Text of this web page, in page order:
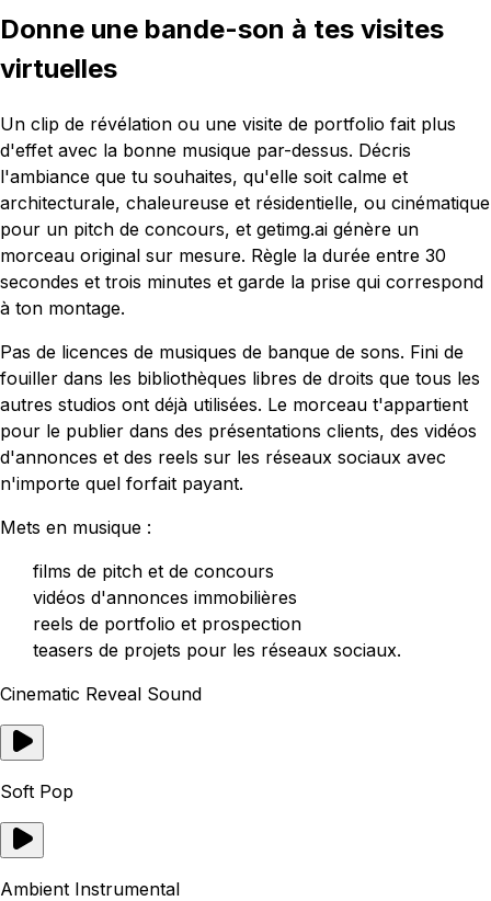
Donne une bande-son à tes visites
virtuelles
Un clip de révélation ou une visite de portfolio fait plus
d'effet avec la bonne musique par-dessus. Décris
l'ambiance que tu souhaites, qu'elle soit calme et
architecturale, chaleureuse et résidentielle, ou cinématique
pour un pitch de concours, et getimg.ai génère un
morceau original sur mesure. Règle la durée entre 30
secondes et trois minutes et garde la prise qui correspond
à ton montage.
Pas de licences de musiques de banque de sons. Fini de
fouiller dans les bibliothèques libres de droits que tous les
autres studios ont déjà utilisées. Le morceau t'appartient
pour le publier dans des présentations clients, des vidéos
d'annonces et des reels sur les réseaux sociaux avec
n'importe quel forfait payant.
Mets en musique :
films de pitch et de concours
vidéos d'annonces immobilières
reels de portfolio et prospection
teasers de projets pour les réseaux sociaux.
Cinematic Reveal Sound
Soft Pop
Ambient Instrumental